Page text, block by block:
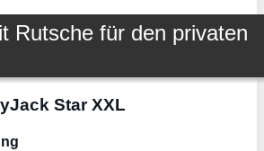
Rutsche für den privaten
Star XXL